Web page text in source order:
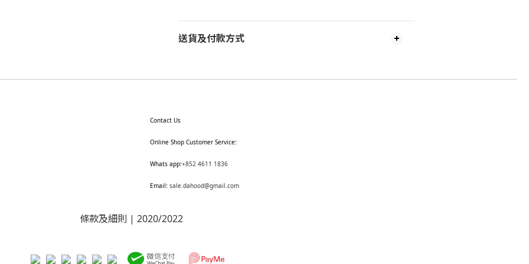
送貨及付款方式
Contact Us
Online Shop Customer Service:
Whats app:+852 4611 1836
Email: sale.dahood@gmail.com
條款及細則 | 2020/2022